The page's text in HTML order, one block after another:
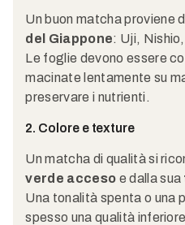
Un buon matcha proviene
del Giappone: Uji,
Le foglie devono essere
macinate lentamente su
preservare i nutrienti.
2. Colore e texture
Un matcha di qualità si
verde acceso e dalla sua
Una tonalità spenta o una
spesso una qualità